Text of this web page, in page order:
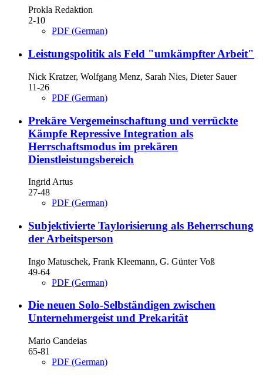
Prokla Redaktion
2-10
PDF (German)
Leistungspolitik als Feld "umkämpfter Arbeit"
Nick Kratzer, Wolfgang Menz, Sarah Nies, Dieter Sauer
11-26
PDF (German)
Prekäre Vergemeinschaftung und verrückte
Kämpfe Repressive Integration als
Herrschaftsmodus im prekären
Dienstleistungsbereich
Ingrid Artus
27-48
PDF (German)
Subjektivierte Taylorisierung als Beherrschung
der Arbeitsperson
Ingo Matuschek, Frank Kleemann, G. Günter Voß
49-64
PDF (German)
Die neuen Solo-Selbständigen zwischen
Unternehmergeist und Prekarität
Mario Candeias
65-81
PDF (German)